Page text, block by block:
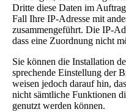
Dritte diese Daten im
Fall Ihre IP-Adresse mit
zusammengeführt. Die IP-
dass eine Zuordnung nicht
Sie können die Installation
sprechende Einstellung der
weisen jedoch darauf hin,
nicht sämtliche Funktionen
genutzt werden können.